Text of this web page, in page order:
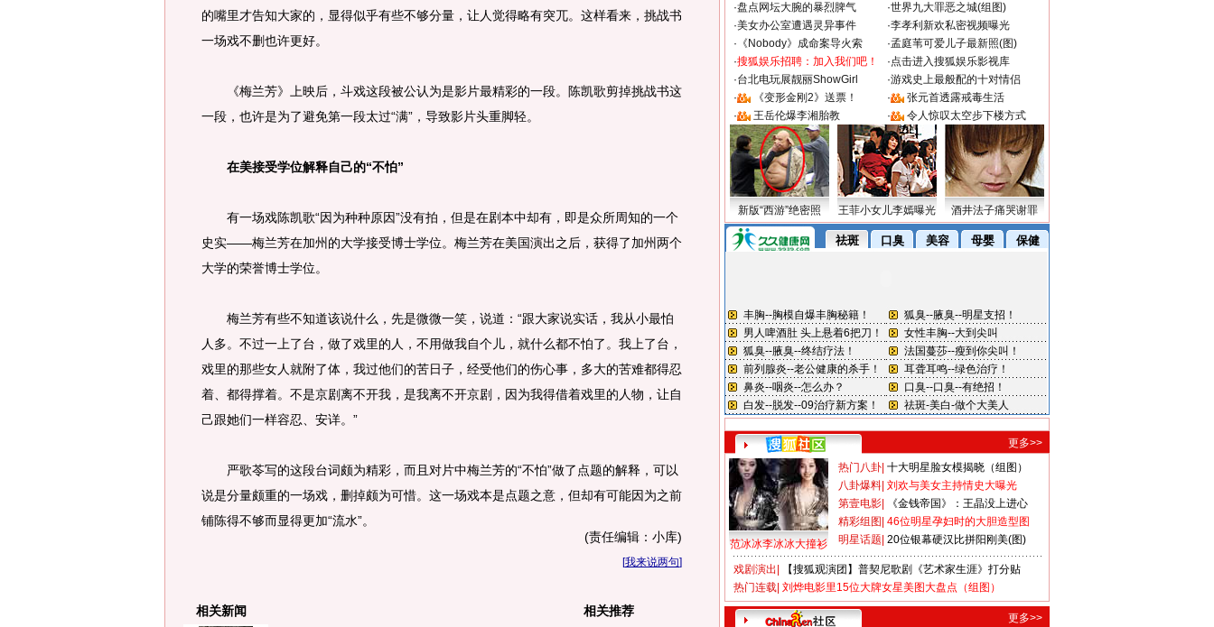
的嘴里才告知大家的，显得似乎有些不够分量，让人觉得略有突兀。这样看来，挑战书
一场戏不删也许更好。
《梅兰芳》上映后，斗戏这段被公认为是影片最精彩的一段。陈凯歌剪掉挑战书这
一段，也许是为了避免第一段太过“满”，导致影片头重脚轻。
在美接受学位解释自己的“不怕”
有一场戏陈凯歌“因为种种原因”没有拍，但是在剧本中却有，即是众所周知的一个
史实——梅兰芳在加州的大学接受博士学位。梅兰芳在美国演出之后，获得了加州两个
大学的荣誉博士学位。
梅兰芳有些不知道该说什么，先是微微一笑，说道：“跟大家说实话，我从小最怕
人多。不过一上了台，做了戏里的人，不用做我自个儿，就什么都不怕了。我上了台，
戏里的那些女人就附了体，我过他们的苦日子，经受他们的伤心事，多大的苦难都得忍
着、都得撑着。不是京剧离不开我，是我离不开京剧，因为我得借着戏里的人物，让自
己跟她们一样容忍、安详。”
严歌苓写的这段台词颇为精彩，而且对片中梅兰芳的“不怕”做了点题的解释，可以
说是分量颇重的一场戏，删掉颇为可惜。这一场戏本是点题之意，但却有可能因为之前
铺陈得不够而显得更加“流水”。
(责任编辑：小库)
[我来说两句]
相关新闻
相关推荐
·盘点网坛大腕的暴烈脾气 ·世界九大罪恶之城(组图)
·美女办公室遭遇灵异事件 ·李孝利新欢私密视频曝光
· 《Nobody》成命案导火索 ·孟庭苇可爱儿子最新照(图)
·搜狐娱乐招聘：加入我们吧！ ·点击进入搜狐娱乐影视库
·台北电玩展靓丽ShowGirl ·游戏史上最般配的十对情侣
·
《变形金刚2》送票！ ·
张元首透露戒毒生活
·
王岳伦爆李湘胎教 · 令人惊叹太空步下楼方式
新版“西游”绝密照 王菲小女儿李嫣曝光 酒井法子痛哭谢罪
更多>>
范冰冰李冰冰大撞衫
热门八卦 十大明星脸女模揭晓（组图）
八卦爆料 刘欢与美女主持情史大曝光
第壹电影
《金钱帝国》：王晶没上进心
精彩组图 46位明星孕妇时的大胆造型图
明星话题 20位银幕硬汉比拼阳刚美(图)
戏剧演出
【搜狐观演团】普契尼歌剧《艺术家生涯》打分贴
热门连载 刘烨电影里15位大牌女星美图大盘点（组图）
更多>>